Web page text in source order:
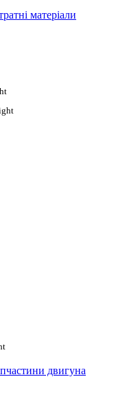
матеріали
двигуна